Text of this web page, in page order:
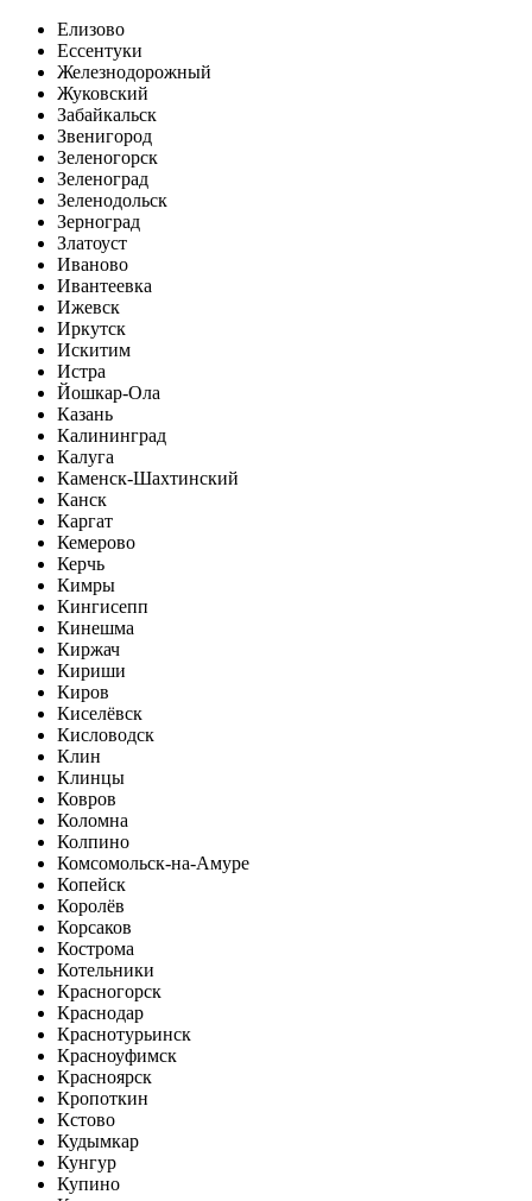
Елизово
Ессентуки
Железнодорожный
Жуковский
Забайкальск
Звенигород
Зеленогорск
Зеленоград
Зеленодольск
Зерноград
Златоуст
Иваново
Ивантеевка
Ижевск
Иркутск
Искитим
Истра
Йошкар-Ола
Казань
Калининград
Калуга
Каменск-Шахтинский
Канск
Каргат
Кемерово
Керчь
Кимры
Кингисепп
Кинешма
Киржач
Кириши
Киров
Киселёвск
Кисловодск
Клин
Клинцы
Ковров
Коломна
Колпино
Комсомольск-на-Амуре
Копейск
Королёв
Корсаков
Кострома
Котельники
Красногорск
Краснодар
Краснотурьинск
Красноуфимск
Красноярск
Кропоткин
Кстово
Кудымкар
Кунгур
Купино